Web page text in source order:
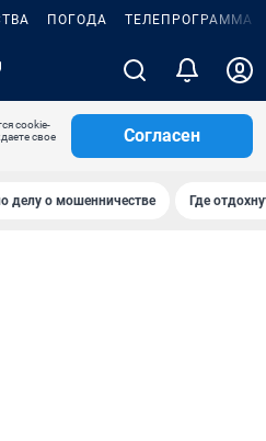
ПОГОДА ТЕЛЕПРОГРАММА
cookie-
свое
Согласен
делу о мошенничестве Где